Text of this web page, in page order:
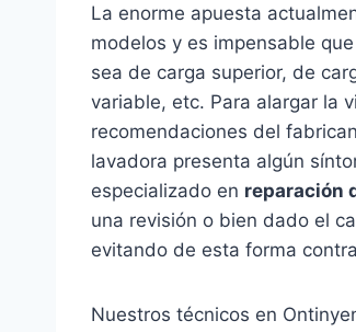
La enorme apuesta
modelos y es impensable
sea de carga superior, de
variable, etc. Para alargar la
recomendaciones del
lavadora presenta algún
especializado en reparación
una revisión o bien dado el
evitando de esta forma
Nuestros técnicos en